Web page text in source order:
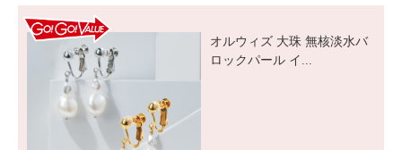
オルウィズ 大珠 無核淡水バ
ロックパール イ...